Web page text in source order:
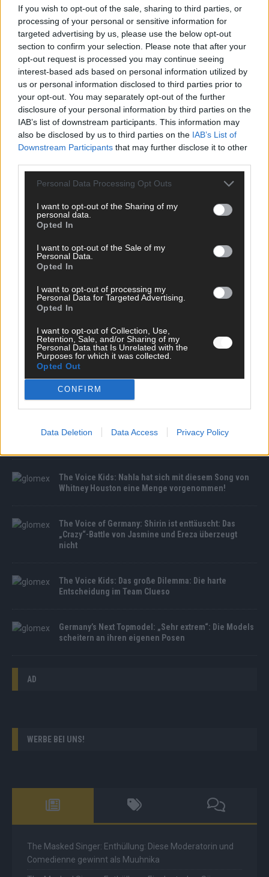
If you wish to opt-out of the sale, sharing to third parties, or
processing of your personal or sensitive information for
targeted advertising by us, please use the below opt-out
section to confirm your selection. Please note that after your
opt-out request is processed you may continue seeing
interest-based ads based on personal information utilized by
us or personal information disclosed to third parties prior to
your opt-out. You may separately opt-out of the further
disclosure of your personal information by third parties on the
IAB’s list of downstream participants. This information may
also be disclosed by us to third parties on the IAB’s List of
Downstream Participants that may further disclose it to other
Personal Data Processing Opt Outs
I want to opt-out of the Sharing of my
personal data.
Opted In
I want to opt-out of the Sale of my
Personal Data.
Opted In
I want to opt-out of processing my
Personal Data for Targeted Advertising.
Opted In
I want to opt-out of Collection, Use,
Retention, Sale, and/or Sharing of my
Personal Data that Is Unrelated with the
Purposes for which it was collected.
Opted Out
CONFIRM
Data Deletion Data Access Privacy Policy
Vor- und Nachname
E-Mail
AD
MEDIATHEK
Germany’s Next Topmodel: Best-of Nicole: Ihre
The Voice Kids: Nahla hat sich mit diesem Song von
Whitney Houston eine Menge vorgenommen!
The Voice of Germany: Shirin ist enttäuscht: Das
„Crazy“-Battle von Jasmine und Ereza überzeugt
nicht
The Voice Kids: Das große Dilemma: Die harte
Entscheidung im Team Clueso
Germany’s Next Topmodel: „Sehr extrem“: Die Models
scheitern an ihren eigenen Posen
AD
WERBE BEI UNS!
The Masked Singer: Enthüllung: Diese Moderatorin und
Comedienne gewinnt als Muuhnika